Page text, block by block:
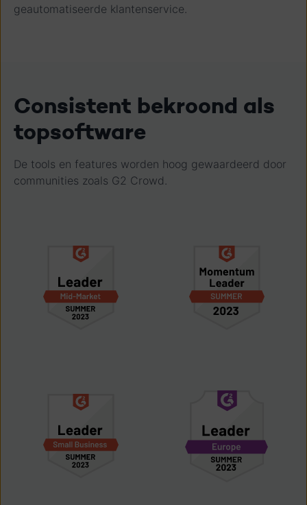
geautomatiseerde klantenservice.
Consistent bekroond als
topsoftware
De tools en features worden hoog gewaardeerd door
communities zoals G2 Crowd.